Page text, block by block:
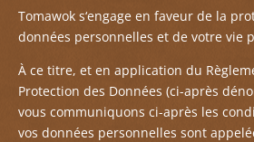
Tomawok s‘engage en faveur de la
données personnelles et de votre vie
À ce titre, et en application du
Protection des Données (ci-après
vous communiquons ci-après les
vos données personnelles sont